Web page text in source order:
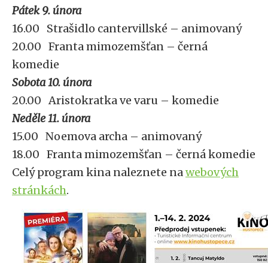
Pátek 9. února
16.00 Strašidlo cantervillské – animovaný
20.00 Franta mimozemšťan – černá
komedie
Sobota 10. února
20.00 Aristokratka ve varu – komedie
Neděle 11. února
15.00 Noemova archa – animovaný
18.00 Franta mimozemšťan – černá komedie
Celý program kina naleznete nawebových
stránkách.